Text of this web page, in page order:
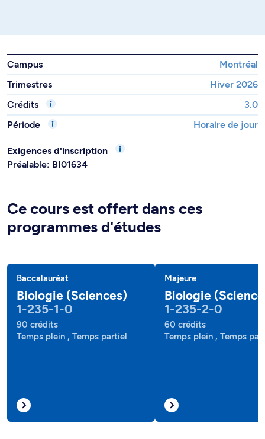
Campus
Montréal
Trimestres
Hiver 2026
Crédits
3.0
Période
Horaire de jour
Exigences d'inscription
Préalable: BI01634
Ce cours est offert dans ces
programmes d'études
Baccalauréat
Biologie (Sciences)
1-235-1-0
90 crédits
Temps plein , Temps partiel
Majeure
Biologie
1-235-2-0
60 crédits
Temps plein , Temps